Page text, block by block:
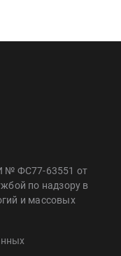
№ ФС77-63551 от
по надзору в
и массовых